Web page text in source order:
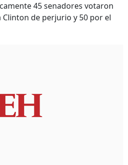
45 senadores votaron
de perjurio y 50 por el